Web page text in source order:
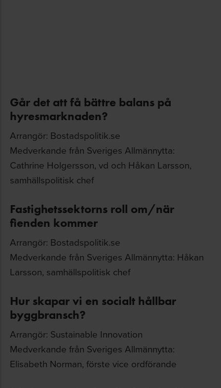
Går det att få bättre balans på
hyresmarknaden?
Arrangör: Bostadspolitik.se
Medverkande från Sveriges Allmännytta:
Cathrine Holgersson, vd och Håkan Larsson,
samhällspolitisk chef
Fastighetssektorns roll om/när
fienden kommer
Arrangör: Bostadspolitik.se
Medverkande från Sveriges Allmännytta: Håkan
Larsson, samhällspolitisk chef
Hur skapar vi en socialt hållbar
byggbransch?
Arrangör: Sustainable Innovation
Medverkande från Sveriges Allmännytta:
Elisabeth Norman, förste vice ordförande